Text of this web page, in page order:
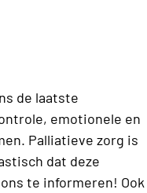
de laatste
emotionele en
Palliatieve zorg is
dat deze
te informeren! Ook